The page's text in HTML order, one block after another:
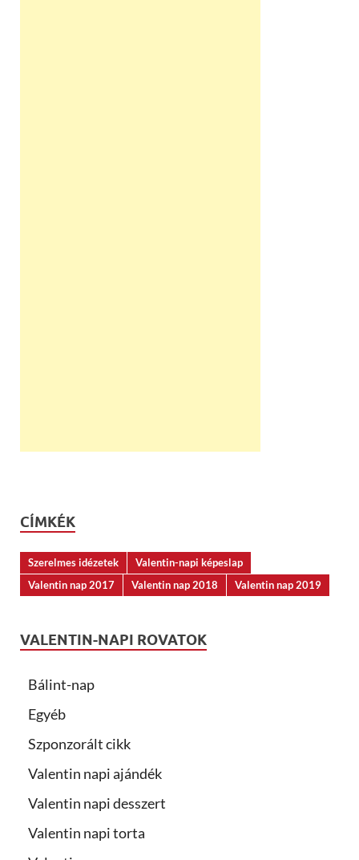
CÍMKÉK
Szerelmes idézetek
Valentin-napi képeslap
Valentin nap 2017
Valentin nap 2018 Valentin nap 2019
VALENTIN-NAPI ROVATOK
Bálint-nap
Egyéb
Szponzorált cikk
Valentin napi ajándék
Valentin napi desszert
Valentin napi torta